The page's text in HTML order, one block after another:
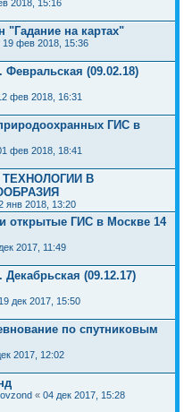
2018, 15:16
"Гадание на картах"
19 фев 2018, 15:36
Февральская (09.02.18)
фев 2018, 16:31
ГИС в
фев 2018, 18:41
В
янв 2018, 13:20
открытые ГИС в Москве 14
2017, 11:49
Декабрьская (09.12.17)
19 дек 2017, 15:50
по спутниковым
2017, 12:02
« 04 дек 2017, 15:28